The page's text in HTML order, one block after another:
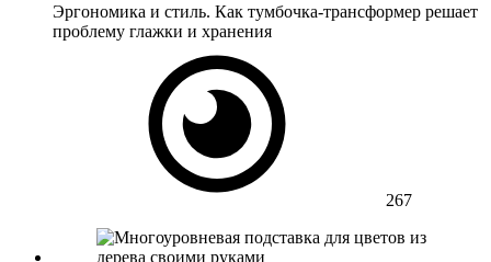
Эргономика и стиль. Как тумбочка-трансформер решает
проблему глажки и хранения
267